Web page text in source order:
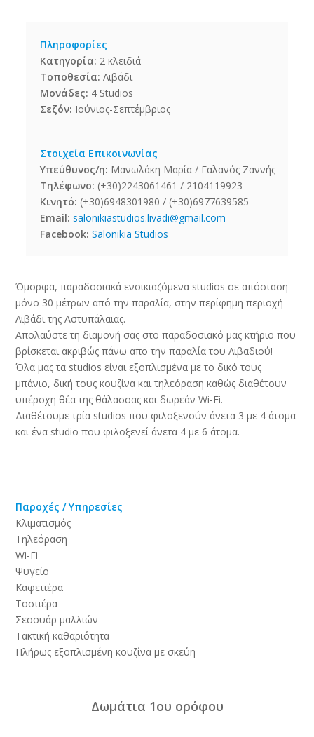
Πληροφορίες
Κατηγορία: 2 κλειδιά
Τοποθεσία: Λιβάδι
Μονάδες: 4 Studios
Σεζόν: Ιούνιος-Σεπτέμβριος
Στοιχεία Επικοινωνίας
Υπεύθυνος/η: Μανωλάκη Μαρία / Γαλανός Ζαννής
Τηλέφωνο: (+30)2243061461 / 2104119923
Κινητό: (+30)6948301980 / (+30)6977639585
Email: salonikiastudios.livadi@gmail.com
Facebook: Salonikia Studios
Όμορφα, παραδοσιακά ενοικιαζόμενα studios σε απόσταση
μόνο 30 μέτρων από την παραλία, στην περίφημη περιοχή
Λιβάδι της Αστυπάλαιας.
Απολαύστε τη διαμονή σας στο παραδοσιακό μας κτήριο που
βρίσκεται ακριβώς πάνω απο την παραλία του Λιβαδιού!
Όλα μας τα studios είναι εξοπλισμένα με το δικό τους
μπάνιο, δική τους κουζίνα και τηλεόραση καθώς διαθέτουν
υπέροχη θέα της θάλασσας και δωρεάν Wi-Fi.
Διαθέτουμε τρία studios που φιλοξενούν άνετα 3 με 4 άτομα
και ένα studio που φιλοξενεί άνετα 4 με 6 άτομα.
Παροχές / Υπηρεσίες
Κλιματισμός
Τηλεόραση
Wi-Fi
Ψυγείο
Καφετιέρα
Τοστιέρα
Σεσουάρ μαλλιών
Τακτική καθαριότητα
Πλήρως εξοπλισμένη κουζίνα με σκεύη
Δωμάτια 1ου ορόφου